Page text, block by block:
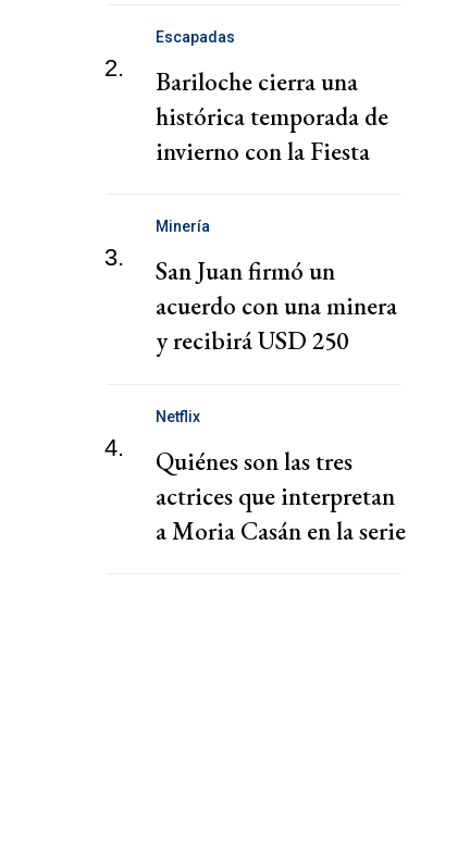
2.
Escapadas
Bariloche cierra una
histórica temporada de
invierno con la Fiesta
3.
Minería
San Juan firmó un
acuerdo con una minera
y recibirá USD 250
4.
Netflix
Quiénes son las tres
actrices que interpretan
a Moria Casán en la serie